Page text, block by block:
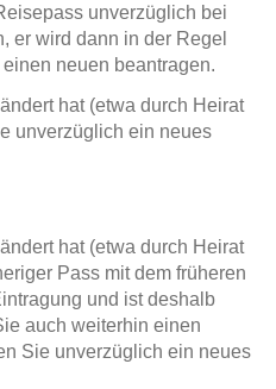
unverzüglich bei
er wird dann in der Regel
neuen beantragen.
hat (etwa durch Heirat
unverzüglich ein neues
hat (etwa durch Heirat
Pass mit dem früheren
und ist deshalb
auch weiterhin einen
Sie unverzüglich ein neues